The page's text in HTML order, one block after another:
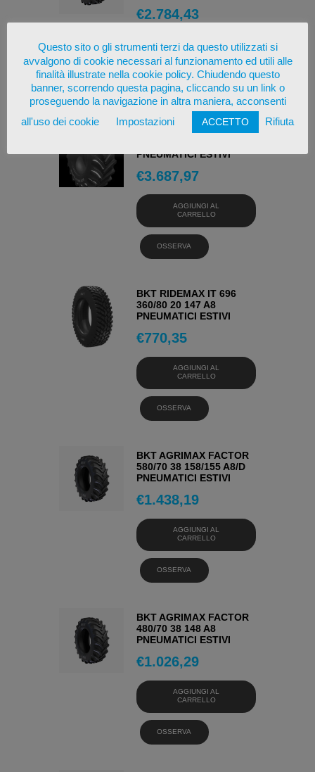
€2.784,43
AGGIUNGI AL
CARRELLO
OSSERVA
BKT AGRIMAX V
PNEUMATICI ESTIVI
€3.687,97
AGGIUNGI AL
CARRELLO
OSSERVA
BKT RIDEMAX IT 696
360/80 20 147 A8
PNEUMATICI ESTIVI
€770,35
AGGIUNGI AL
CARRELLO
OSSERVA
BKT AGRIMAX FACTOR
580/70 38 158/155 A8/D
PNEUMATICI ESTIVI
€1.438,19
AGGIUNGI AL
CARRELLO
OSSERVA
BKT AGRIMAX FACTOR
480/70 38 148 A8
PNEUMATICI ESTIVI
€1.026,29
AGGIUNGI AL
CARRELLO
OSSERVA
Questo sito o gli strumenti terzi da questo utilizzati si
avvalgono di cookie necessari al funzionamento ed utili alle
finalità illustrate nella cookie policy. Chiudendo questo
banner, scorrendo questa pagina, cliccando su un link o
proseguendo la navigazione in altra maniera, acconsenti
all'uso dei cookie
Impostazioni ACCETTO Rifiuta